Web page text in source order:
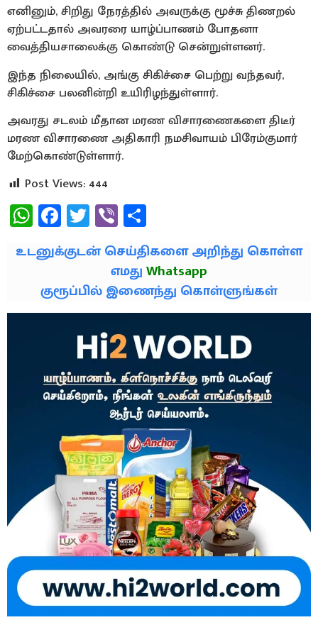
எனினும், சிறிது நேரத்தில் அவருக்கு மூச்சு திணறல்
ஏற்பட்டதால் அவரரை யாழ்ப்பாணம் போதனா
வைத்தியசாலைக்கு கொண்டு சென்றுள்ளனர்.
இந்த நிலையில், அங்கு சிகிச்சை பெற்று வந்தவர்,
சிகிச்சை பலனின்றி உயிரிழந்துள்ளார்.
அவரது சடலம் மீதான மரண விசாரணைகளை திடீர்
மரண விசாரணை அதிகாரி நமசிவாயம் பிரேம்குமார்
மேற்கொண்டுள்ளார்.
Post Views: 444
WhatsApp
Facebook
Twitter
Viber
உடனுக்குடன் செய்திகளை அறிந்து கொள்ள
எமதுWhatsapp
குரூப்பில் இணைந்து கொள்ளுங்கள்